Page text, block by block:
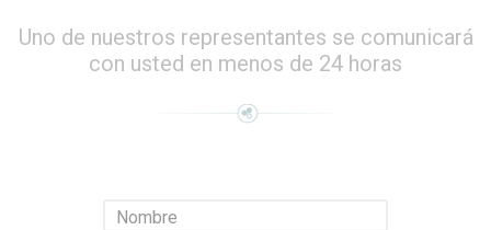
Uno de nuestros representantes se comunicará
con usted en menos de 24 horas